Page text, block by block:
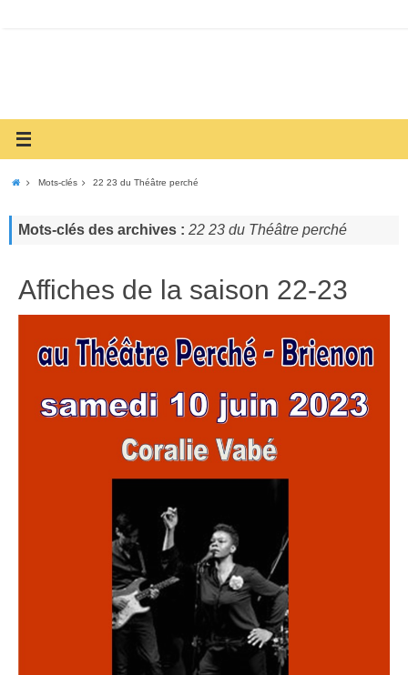
Mots-clés 22 23 du Théâtre perché
Mots-clés des archives : 22 23 du Théâtre perché
Affiches de la saison 22-23